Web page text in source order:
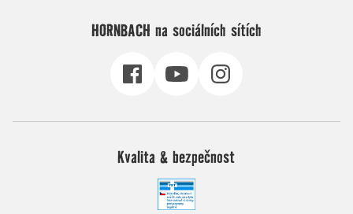
HORNBACH na sociálních sítích
Kvalita & bezpečnost